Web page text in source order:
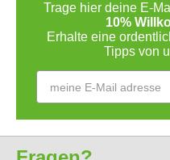
Trage hier deine E-
10%
Erhalte eine
Tipps von